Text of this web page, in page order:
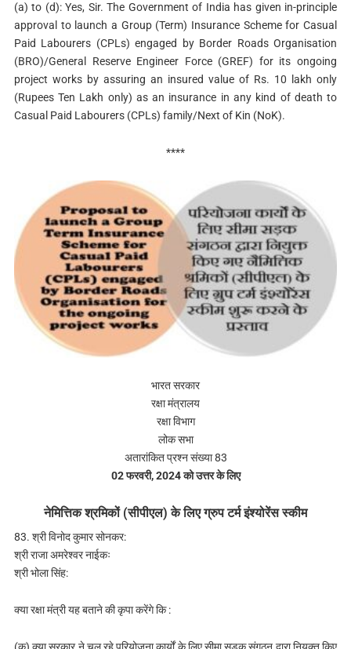
(a) to (d): Yes, Sir. The Government of India has given in-principle
approval to launch a Group (Term) Insurance Scheme for Casual
Paid Labourers (CPLs) engaged by Border Roads Organisation
(BRO)/General Reserve Engineer Force (GREF) for its ongoing
project works by assuring an insured value of Rs. 10 lakh only
(Rupees Ten Lakh only) as an insurance in any kind of death to
Casual Paid Labourers (CPLs) family/Next of Kin (NoK).
****
भारत सरकार
रक्षा मंत्रालय
रक्षा विभाग
लोक सभा
अतारांकित प्रश्न संख्या 83
02 फरवरी, 2024 को उत्तर के लिए
नेमित्तिक श्रमिकों (सीपीएल) के लिए ग्रुप टर्म इंश्योरेंस स्कीम
83. श्री विनोद कुमार सोनकर:
श्री राजा अमरेश्वर नाईकः
श्री भोला सिंह:
क्या रक्षा मंत्री यह बताने की कृपा करेंगे कि :
(क) क्या सरकार ने चल रहे परियोजना कार्यों के लिए सीमा सड़क संगठन द्वारा नियुक्त किए